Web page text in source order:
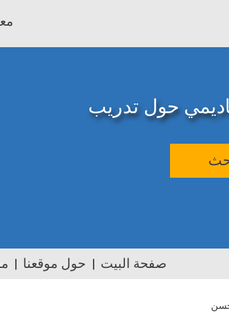
حول تدريب
صفحة البيت حول موقعنا